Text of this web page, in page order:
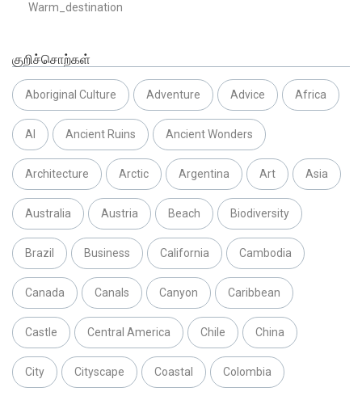
Warm_destination
குறிச்சொற்கள்
Aboriginal Culture Adventure Advice Africa
AI Ancient Ruins Ancient Wonders
Architecture Arctic Argentina Art Asia
Australia Austria Beach Biodiversity
Brazil Business California Cambodia
Canada Canals Canyon Caribbean
Castle Central America Chile China
City Cityscape Coastal Colombia